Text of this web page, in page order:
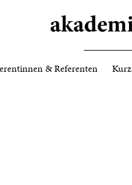
& Referenten